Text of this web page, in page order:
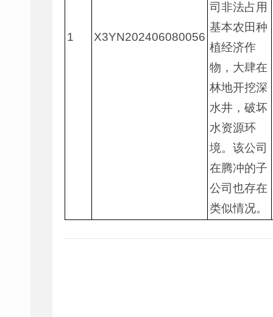
1 X3YN202406080056
司非法占用
基本农田种
植经济作
物，大肆在
林地开挖深
水井，破坏
水资源环
境。该公司
在腾冲的子
公司也存在
类似情况。